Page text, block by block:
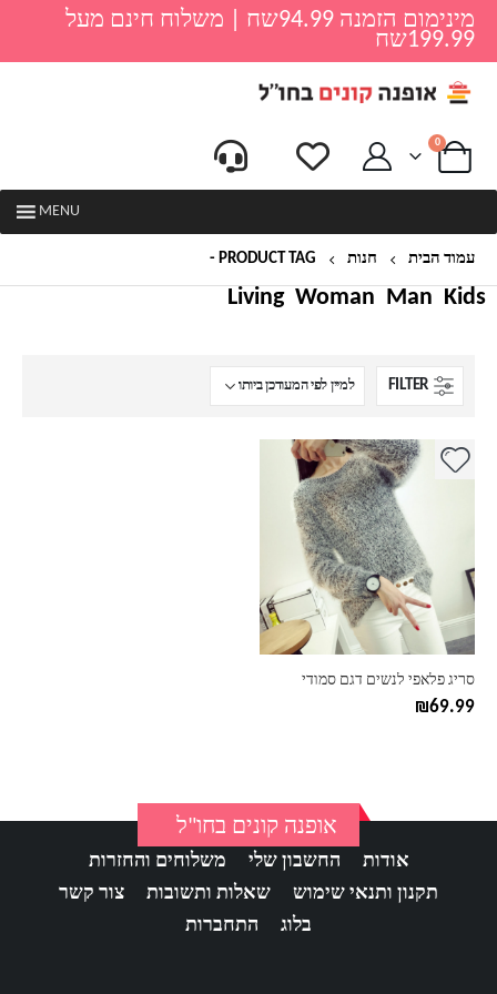
מינימום הזמנה 94.99שח | משלוח חינם מעל
199.99שח
0
MENU
עמוד הבית חנות PRODUCT TAG -
Kids
Man
Woman
Living
FILTER
סריג פלאפי לנשים דגם סמודי
₪69.99
למוצר
ניתן
לבחור
את
האפשרויות
המוצר
אופנה קונים בחו"ל
אודות החשבון שלי
משלוחים והחזרות
תקנון ותנאי שימוש
שאלות ותשובות
צור קשר
בלוג
התחברות